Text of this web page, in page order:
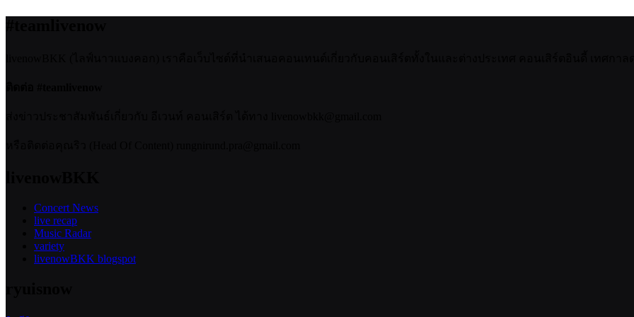
Concert News
live recap
Music Radar
variety
livenowBKK blogspot